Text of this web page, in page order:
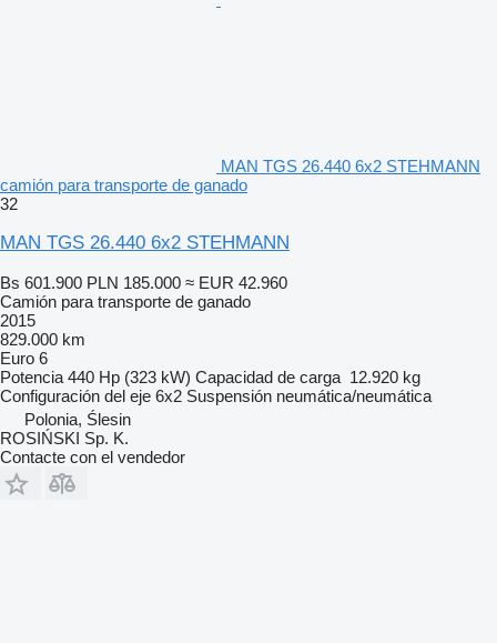
MAN TGS 26.440 6x2 STEHMANN
camión para transporte de ganado
32
MAN TGS 26.440 6x2 STEHMANN
Bs 601.900 PLN 185.000 ≈ EUR 42.960
Camión para transporte de ganado
2015
829.000 km
Euro 6
Potencia 440 Hp (323 kW) Capacidad de carga 12.920 kg
Configuración del eje 6x2 Suspensión neumática/neumática
Polonia, Ślesin
ROSIŃSKI Sp. K.
Contacte con el vendedor